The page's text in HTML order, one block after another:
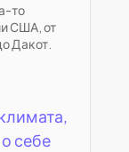
то
США, от
Дакот.
себе